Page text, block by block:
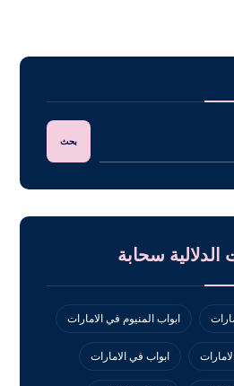
الدلالية سحابة
ابواب المنيوم في الامارات
ابواب في الامارات